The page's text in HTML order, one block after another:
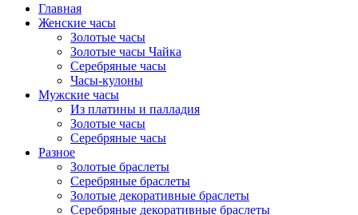
Главная
Женские часы
Золотые часы
Золотые часы Чайка
Серебряные часы
Часы-кулоны
Мужские часы
Из платины и палладия
Золотые часы
Серебряные часы
Разное
Золотые браслеты
Серебряные браслеты
Золотые декоративные браслеты
Серебряные декоративные браслеты